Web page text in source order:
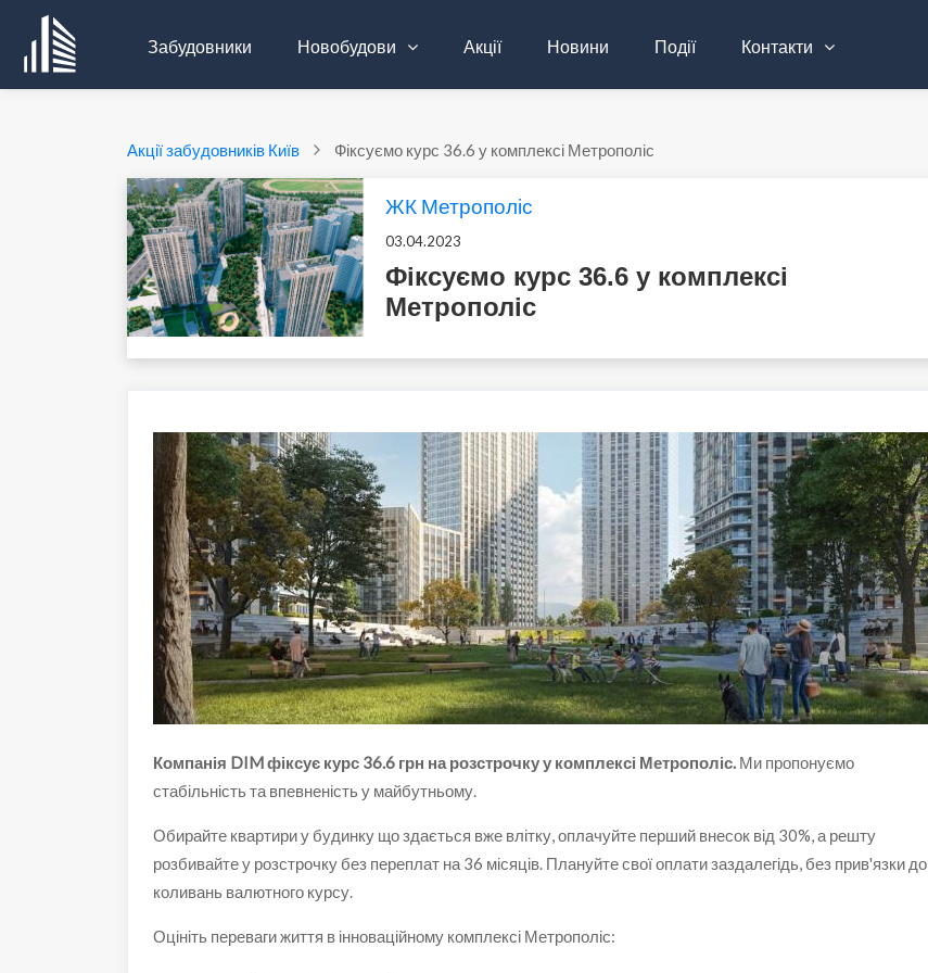
Забудовники Новобудови Акції Новини Події Контакти
Акції забудовників Київ Фіксуємо курс 36.6 у комплексі Метрополіс
ЖК Метрополіс
03.04.2023
Фіксуємо курс 36.6 у комплексі
Метрополіс
Компанія DIM фіксує курс 36.6 грн на розстрочку у комплексі Метрополіс.Ми пропонуємо
стабільність та впевненість у майбутньому.
Обирайте квартири у будинку що здається вже влітку, оплачуйте перший внесок від 30%, а решту
розбивайте у розстрочку без переплат на 36 місяців. Плануйте свої оплати заздалегідь, без прив'язки до
коливань валютного курсу.
Оцініть переваги життя в інноваційному комплексі Метрополіс: